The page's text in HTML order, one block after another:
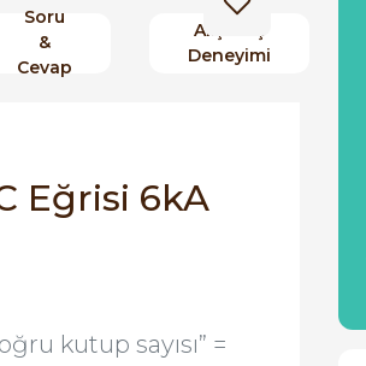
Soru
&
Cevap
Alışveriş
Deneyimi
Eğrisi 6kA
kutup sayısı” =